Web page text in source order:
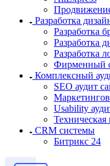
Разработка
Разработка
Разработка
Разработка
Фирменный
Комплексный
SEO аудит
Usability
Техническая
CRM системы
Битрикс 24